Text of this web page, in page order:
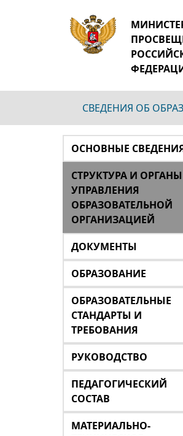
СВЕДЕНИЯ ОБ
ОСНОВНЫЕ
СТРУКТУРА И ОРГАНЫ
УПРАВЛЕНИЯ
ОБРАЗОВАТЕЛЬНОЙ
ОРГАНИЗАЦИЕЙ
ДОКУМЕНТЫ
ОБРАЗОВАНИЕ
ОБРАЗОВАТЕЛЬНЫЕ
СТАНДАРТЫ И
ТРЕБОВАНИЯ
РУКОВОДСТВО
ПЕДАГОГИЧЕСКИЙ
СОСТАВ
МАТЕРИАЛЬНО-